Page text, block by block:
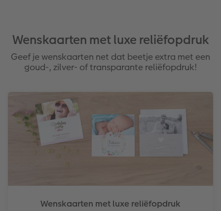
Wenskaarten met luxe reliëfopdruk
Geef je wenskaarten net dat beetje extra met een
goud-, zilver- of transparante reliëfopdruk!
Wenskaarten met luxe reliëfopdruk